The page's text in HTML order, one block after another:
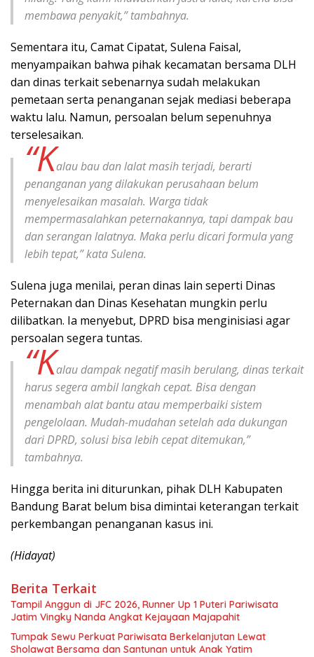
membawa penyakit,” tambahnya.
Sementara itu, Camat Cipatat, Sulena Faisal,
menyampaikan bahwa pihak kecamatan bersama DLH
dan dinas terkait sebenarnya sudah melakukan
pemetaan serta penanganan sejak mediasi beberapa
waktu lalu. Namun, persoalan belum sepenuhnya
terselesaikan.
“Kalau bau dan lalat masih terjadi, berarti
penanganan yang dilakukan perusahaan belum
menyelesaikan masalah. Warga tidak
mempermasalahkan peternakannya, tapi dampak bau
dan serangan lalatnya. Maka perlu dicari formula yang
lebih tepat,” kata Sulena.
Sulena juga menilai, peran dinas lain seperti Dinas
Peternakan dan Dinas Kesehatan mungkin perlu
dilibatkan. Ia menyebut, DPRD bisa menginisiasi agar
persoalan segera tuntas.
“Kalau dampak negatif masih berulang, dinas terkait
harus segera ambil langkah cepat. Bisa dengan
menambah alat bantu atau memperbaiki sistem
pengelolaan. Mudah-mudahan setelah ada dukungan
dari DPRD, solusi bisa lebih cepat ditemukan,”
tambahnya.
Hingga berita ini diturunkan, pihak DLH Kabupaten
Bandung Barat belum bisa dimintai keterangan terkait
perkembangan penanganan kasus ini.
(Hidayat)
Berita Terkait
Tampil Anggun di JFC 2026, Runner Up 1 Puteri Pariwisata
Jatim Vingky Nanda Angkat Kejayaan Majapahit
Tumpak Sewu Perkuat Pariwisata Berkelanjutan Lewat
Sholawat Bersama dan Santunan untuk Anak Yatim